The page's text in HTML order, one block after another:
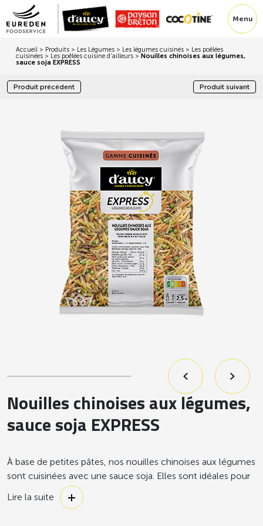
Menu
Accueil > Produits > Les Légumes > Les légumes cuisinés > Les poêlées
cuisinées > Les poêlées cuisine d'ailleurs > Nouilles chinoises aux légumes,
sauce soja EXPRESS
Produit précédent Produit suivant
Nouilles chinoises aux légumes,
sauce soja EXPRESS
À base de petites pâtes, nos nouilles chinoises aux légumes
sont cuisinées avec une sauce soja. Elles sont idéales pour
les repas à thème et pour faire découvrir des recettes du
monde à vos convives.
Lire la suite